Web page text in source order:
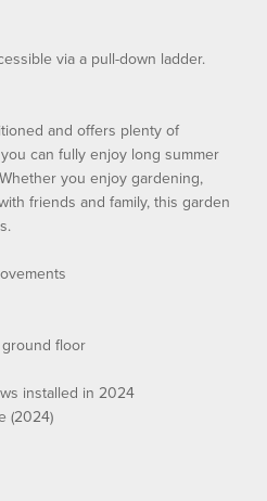
via a pull-down ladder.
and offers plenty of
can fully enjoy long summer
you enjoy gardening,
friends and family, this garden
floor
installed in 2024
(2024)